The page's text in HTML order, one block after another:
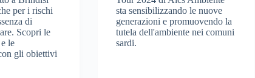
per i rischi
di
Scopri le
le
gli obiettivi
sta sensibilizzando le nuove
generazioni e promuovendo la
tutela dell'ambiente nei comuni
sardi.